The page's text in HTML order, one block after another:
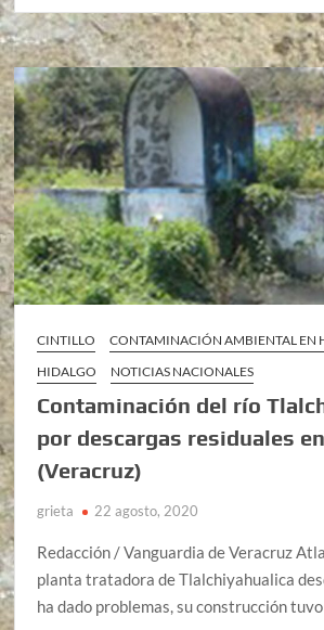
CINTILLO
CONTAMINACIÓN AMBIENTAL EN
HIDALGO
NOTICIAS NACIONALES
Contaminación del río
por descargas residuales
(Veracruz)
grieta 22 agosto, 2020
Redacción / Vanguardia de Veracruz
planta tratadora de Tlalchiyahualica
ha dado problemas, su construcción